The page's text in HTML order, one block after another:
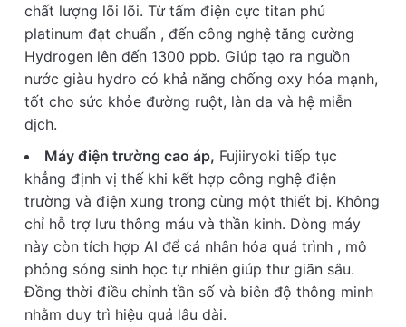
chất lượng lõi lõi. Từ tấm điện cực titan phủ
platinum đạt chuẩn , đến công nghệ tăng cường
Hydrogen lên đến 1300 ppb. Giúp tạo ra nguồn
nước giàu hydro có khả năng chống oxy hóa mạnh,
tốt cho sức khỏe đường ruột, làn da và hệ miễn
dịch.
Máy điện trường cao áp, Fujiiryoki tiếp tục
khẳng định vị thế khi kết hợp công nghệ điện
trường và điện xung trong cùng một thiết bị. Không
chỉ hỗ trợ lưu thông máu và thần kinh. Dòng máy
này còn tích hợp AI để cá nhân hóa quá trình , mô
phỏng sóng sinh học tự nhiên giúp thư giãn sâu.
Đồng thời điều chỉnh tần số và biên độ thông minh
nhằm duy trì hiệu quả lâu dài.